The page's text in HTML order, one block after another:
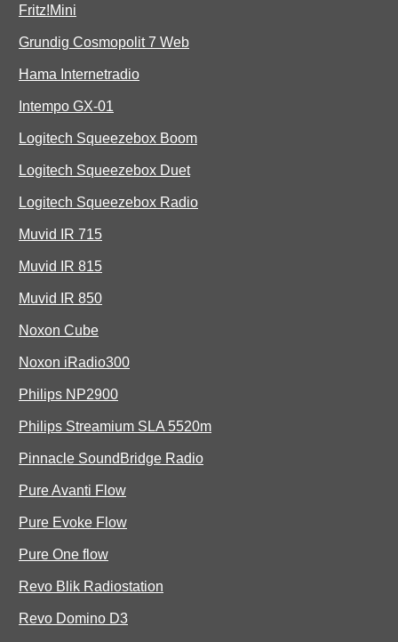
Fritz!Mini
Grundig Cosmopolit 7 Web
Hama Internetradio
Intempo GX-01
Logitech Squeezebox Boom
Logitech Squeezebox Duet
Logitech Squeezebox Radio
Muvid IR 715
Muvid IR 815
Muvid IR 850
Noxon Cube
Noxon iRadio300
Philips NP2900
Philips Streamium SLA 5520m
Pinnacle SoundBridge Radio
Pure Avanti Flow
Pure Evoke Flow
Pure One flow
Revo Blik Radiostation
Revo Domino D3